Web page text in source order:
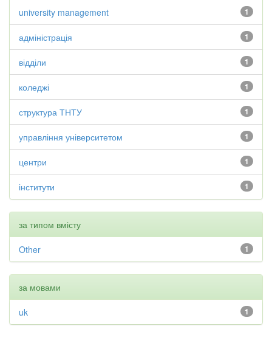
1
university management
1
адміністрація
1
відділи
1
коледжі
1
структура ТНТУ
1
управління університетом
1
центри
1
інститути
за типом вмісту
1
Other
за мовами
1
uk